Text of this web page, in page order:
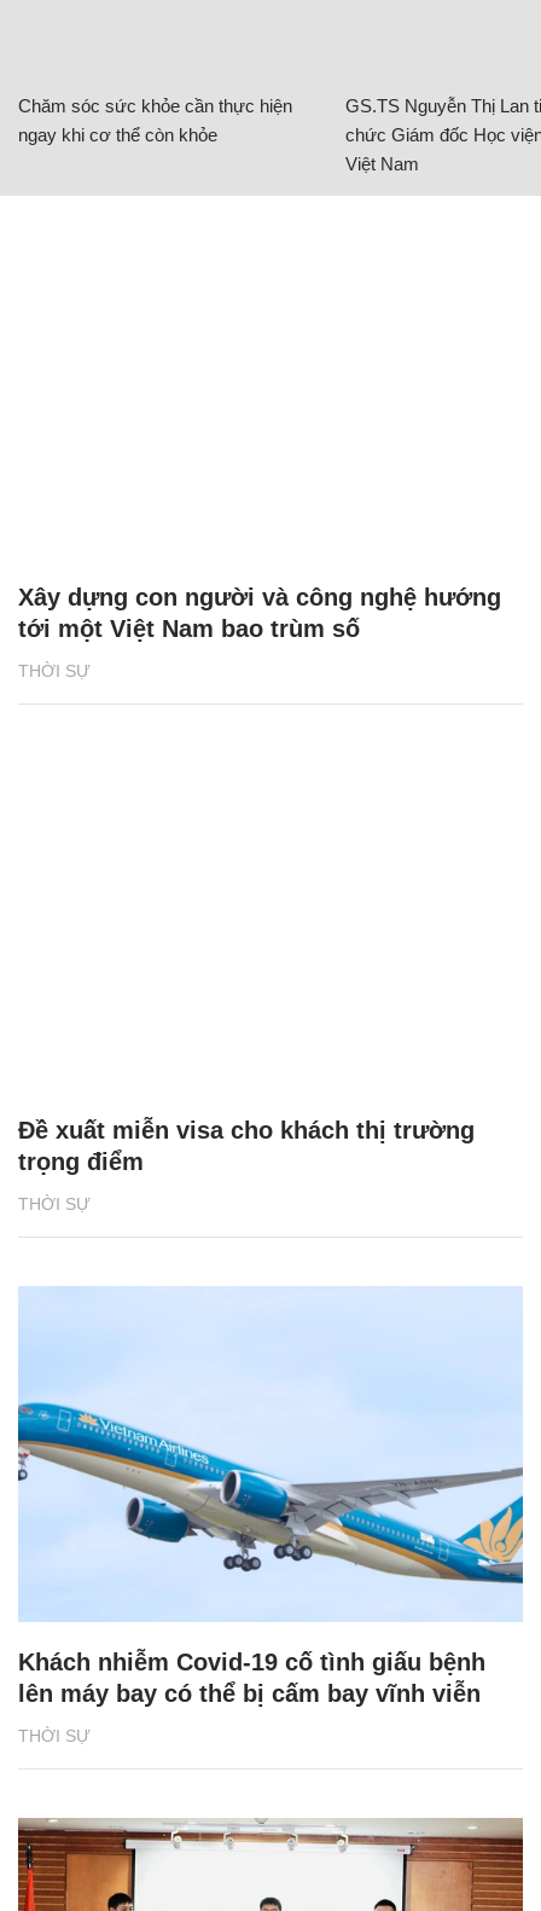
Chăm sóc sức khỏe cần thực hiện
ngay khi cơ thể còn khỏe
GS.TS Nguyễn Thị Lan
chức Giám đốc Học
Việt Nam
THỜI SỰ
Xây dựng con người và công nghệ hướng
tới một Việt Nam bao trùm số
THỜI SỰ
Đề xuất miễn visa cho khách thị trường
trọng điểm
THỜI SỰ
Khách nhiễm Covid-19 cố tình giấu bệnh
lên máy bay có thể bị cấm bay vĩnh viễn